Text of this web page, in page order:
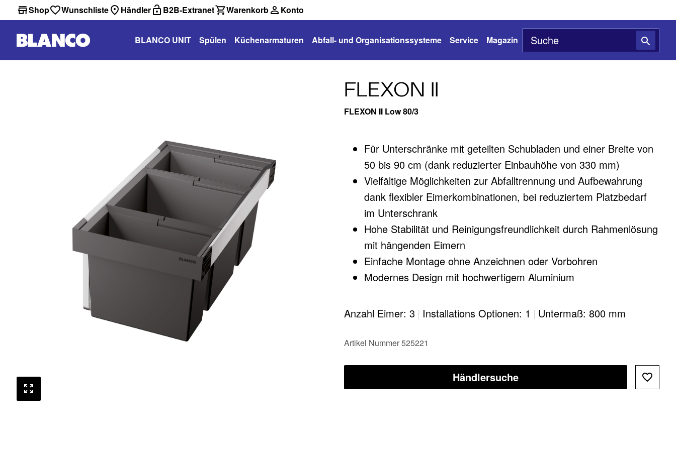
Shop Wunschliste Händler B2B-Extranet Warenkorb Konto
BLANCO UNIT Spülen Küchenarmaturen Abfall- und Organisationssysteme Service Magazin
FLEXON II
FLEXON II Low 80/3
Für Unterschränke mit geteilten Schubladen und einer Breite von
50 bis 90 cm (dank reduzierter Einbauhöhe von 330 mm)​
Vielfältige Möglichkeiten zur Abfalltrennung und Aufbewahrung
dank flexibler Eimerkombinationen, bei reduziertem Platzbedarf
im Unterschrank​
Hohe Stabilität und Reinigungsfreundlichkeit durch Rahmenlösung
mit hängenden Eimern
Einfache Montage ohne Anzeichnen oder Vorbohren​
Modernes Design mit hochwertigem Aluminium​
Oberflächen​
individuellen Lösung
Anzahl Eimer: 3 | Installations Optionen: 1 | Untermaß: 800 mm
Artikel Nummer 525221
Händlersuche